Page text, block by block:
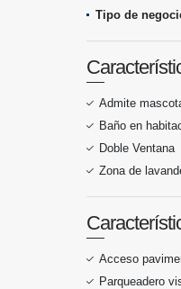
Tipo de
Admite
Baño en
Doble Ventana
Zona de
Acceso
Parqueadero